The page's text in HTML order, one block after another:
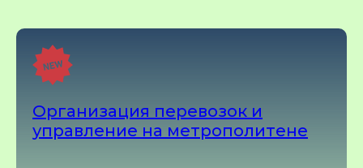
Организация перевозок и
управление на метрополитене